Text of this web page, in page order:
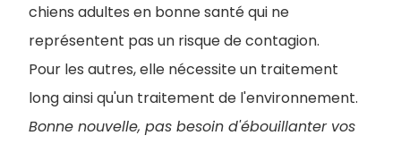
chiens adultes en bonne santé qui ne
représentent pas un risque de contagion.
Pour les autres, elle nécessite un traitement
long ainsi qu'un traitement de l'environnement.
Bonne nouvelle, pas besoin d'ébouillanter vos